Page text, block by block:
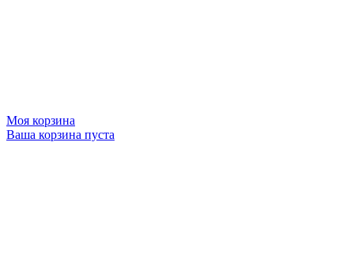
Моя корзина
Ваша корзина пуста